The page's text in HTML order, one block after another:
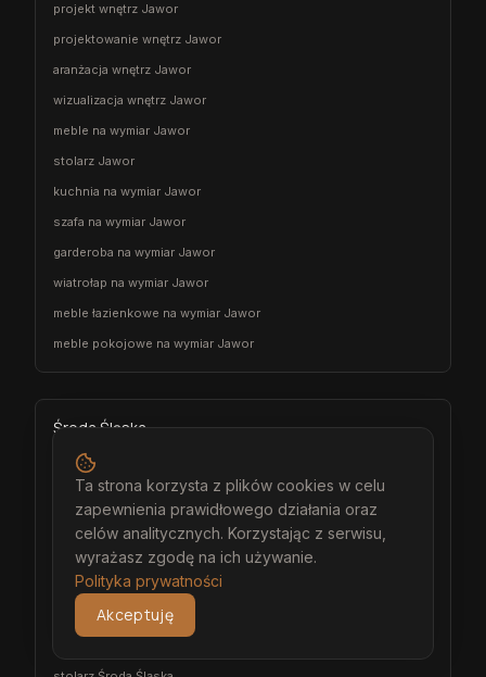
projekt wnętrz Jawor
projektowanie wnętrz Jawor
aranżacja wnętrz Jawor
wizualizacja wnętrz Jawor
meble na wymiar Jawor
stolarz Jawor
kuchnia na wymiar Jawor
szafa na wymiar Jawor
garderoba na wymiar Jawor
wiatrołap na wymiar Jawor
meble łazienkowe na wymiar Jawor
meble pokojowe na wymiar Jawor
Środa Śląska
architekt wnętrz Środa Śląska
projektant wnętrz Środa Śląska
projekt wnętrz Środa Śląska
projektowanie wnętrz Środa Śląska
aranżacja wnętrz Środa Śląska
wizualizacja wnętrz Środa Śląska
Ta strona korzysta z plików cookies w celu
zapewnienia prawidłowego działania oraz
celów analitycznych. Korzystając z serwisu,
wyrażasz zgodę na ich używanie.
Polityka prywatności
Akceptuję